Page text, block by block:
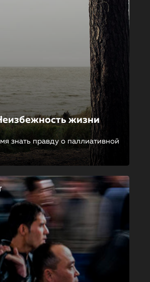
жизни
знать правду о паллиативной